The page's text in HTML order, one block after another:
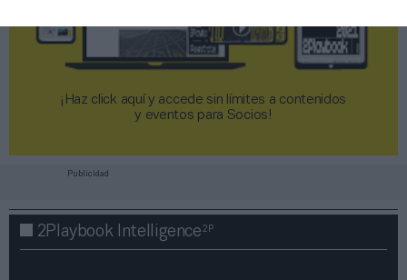
¡Haz click aquí y accede sin límites a contenidos
y eventos para Socios!​​​​​​​
Publicidad
2Playbook Intelligence2P